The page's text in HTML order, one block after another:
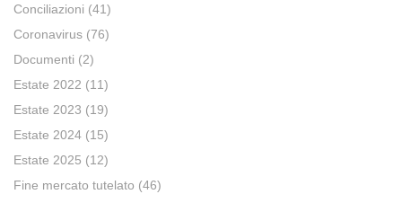
Conciliazioni (41)
Coronavirus (76)
Documenti (2)
Estate 2022 (11)
Estate 2023 (19)
Estate 2024 (15)
Estate 2025 (12)
Fine mercato tutelato (46)